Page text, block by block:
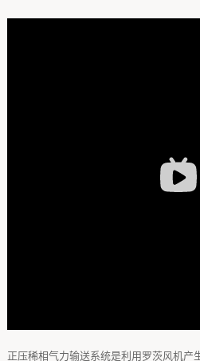
正压稀相气力输送系统是利用罗茨风机产